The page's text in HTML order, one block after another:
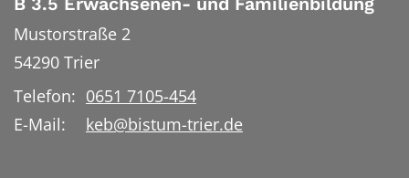
Mustorstraße 2
54290 Trier
Telefon: 0651 7105-454
E-Mail:
keb@bistum-trier.de